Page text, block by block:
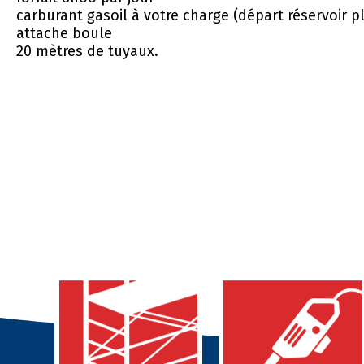
carburant gasoil à votre charge (départ réservoir
attache boule
20 mètres de tuyaux.